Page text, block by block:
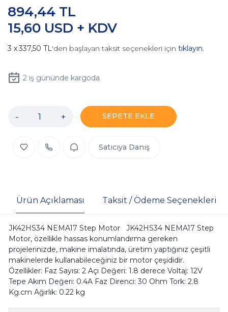
15,60 USD + KDV
894,44 TL
337,50 TL'den başlayan taksit seçenekleri için tıklayın.
2iş gününde kargoda
- + SEPETE EKLE
Satıcıya Danış
Ürün Açıklaması Taksit / Ödeme Seçenekleri
JK42HS34 NEMA17 Step Motor JK42HS34 NEMA17 Step
Motor, özellikle hassas konumlandırma gereken
projelerinizde, makine imalatında, üretim yaptığınız çeşitli
makinelerde kullanabileceğiniz bir motor çeşididir.
Özellikler: Faz Sayısı: 2 Açı Değeri: 1.8 derece Voltaj: 12V
Tepe Akım Değeri: 0.4A Faz Direnci: 30 Ohm Tork: 2.8
Kg.cm Ağırlık: 0.22 kg